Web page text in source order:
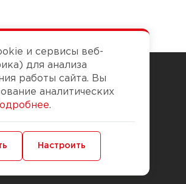
работалось
Доставка и оплата
и сервисы веб-
для анализа
работы сайта. Вы
аналитических
.
Аналитические
Настроить